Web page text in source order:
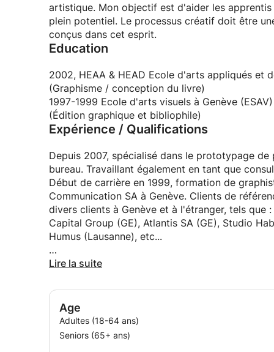
artistique. Mon objectif est d'aider les
plein potentiel. Le processus créatif doit être
conçus dans cet esprit.
Education
2002, HEAA & HEAD Ecole d'arts appliqués et
(Graphisme / conception du livre)
1997-1999 Ecole d'arts visuels à Genève (ESAV)
(Édition graphique et bibliophile)
Expérience / Qualifications
Depuis 2007, spécialisé dans le prototypage
bureau. Travaillant également en tant que
Début de carrière en 1999, formation de
Communication SA à Genève. Clients de
divers clients à Genève et à l'étranger, tels que
Capital Group (GE), Atlantis SA (GE), Studio
Humus (Lausanne), etc...
Depuis 1999, il travaille comme professeur
Lire la suite
Age
Adultes (18-64 ans)
Seniors (65+ ans)